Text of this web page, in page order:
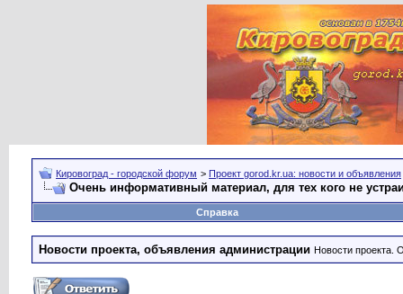
Кировоград - городской форум > Проект gorod.kr.ua: новости и объявления
Очень информативный материал, для тех кого не
Справка
Новости проекта, объявления администрации Новости проекта.